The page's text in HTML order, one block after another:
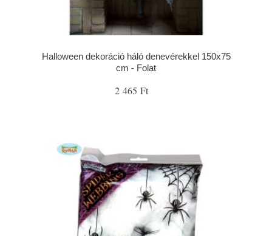
Halloween dekoráció háló denevérekkel 150x75
cm - Folat
2 465 Ft